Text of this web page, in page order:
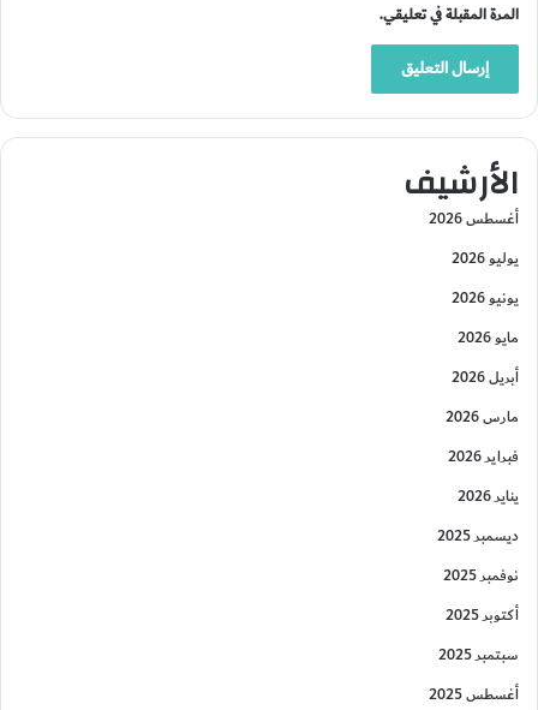
المرة المقبلة في تعليقي.
الأرشيف
أغسطس 2026
يوليو 2026
يونيو 2026
مايو 2026
أبريل 2026
مارس 2026
فبراير 2026
يناير 2026
ديسمبر 2025
نوفمبر 2025
أكتوبر 2025
سبتمبر 2025
أغسطس 2025